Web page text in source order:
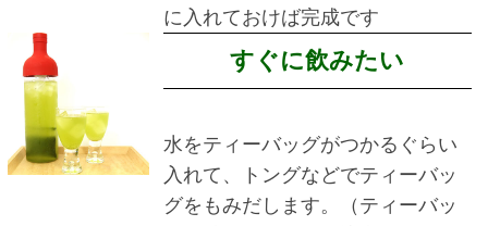
に入れておけば完成です
すぐに飲みたい
水をティーバッグがつかるぐらい
入れて、トングなどでティーバッ
グをもみだします。（ティーバッ